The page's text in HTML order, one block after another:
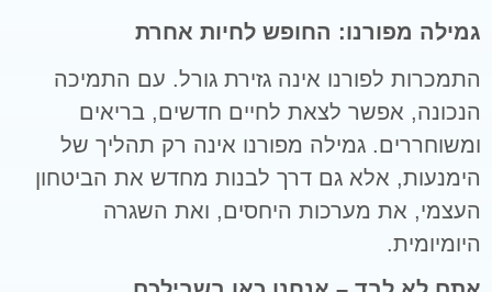
גמילה מפורנו: החופש לחיות אחרת
התמכרות לפורנו אינה גזירת גורל. עם התמיכה
הנכונה, אפשר לצאת לחיים חדשים, בריאים
ומשוחררים. גמילה מפורנו אינה רק תהליך של
הימנעות, אלא גם דרך לבנות מחדש את הביטחון
העצמי, את מערכות היחסים, ואת השגרה
היומיומית.